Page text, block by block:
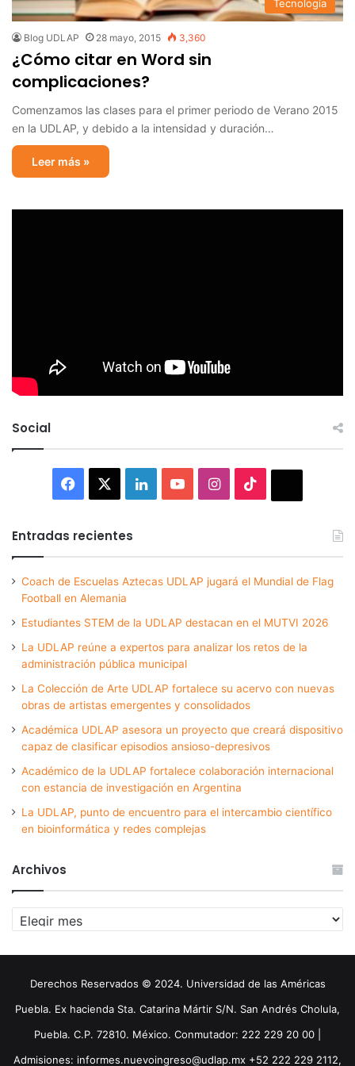
Tecnología
Blog UDLAP 28 mayo, 2015 3,360
¿Cómo citar en Word sin
complicaciones?
Comenzamos las clases para el primer periodo de Verano 2015
en la UDLAP, y debido a la intensidad y duración…
Leer más »
Social
Facebook LinkedInYouTubeInstagram
Entradas recientes
Coach de Escuelas Aztecas UDLAP jugará el Mundial de Flag
Football en Alemania
Estudiantes STEM de la UDLAP destacan en el MUTVI 2026
La UDLAP reúne a expertos para analizar los retos de la
administración pública municipal
La Colección de Arte UDLAP fortalece su acervo con nuevas
obras de artistas emergentes y consolidados
Académica UDLAP asesora un proyecto que creará dispositivo
capaz de clasificar episodios ansioso-depresivos
Académico de la UDLAP fortalece colaboración internacional
con estancia de investigación en Argentina
La UDLAP, punto de encuentro para el intercambio científico
en bioinformática y redes complejas
Archivos
Archivos
Derechos Reservados © 2024. Universidad de las Américas
Puebla. Ex hacienda Sta. Catarina Mártir S/N. San Andrés Cholula,
Puebla. C.P. 72810. México. Conmutador: 222 229 20 00 |
Admisiones: informes.nuevoingreso@udlap.mx +52 222 229 2112,